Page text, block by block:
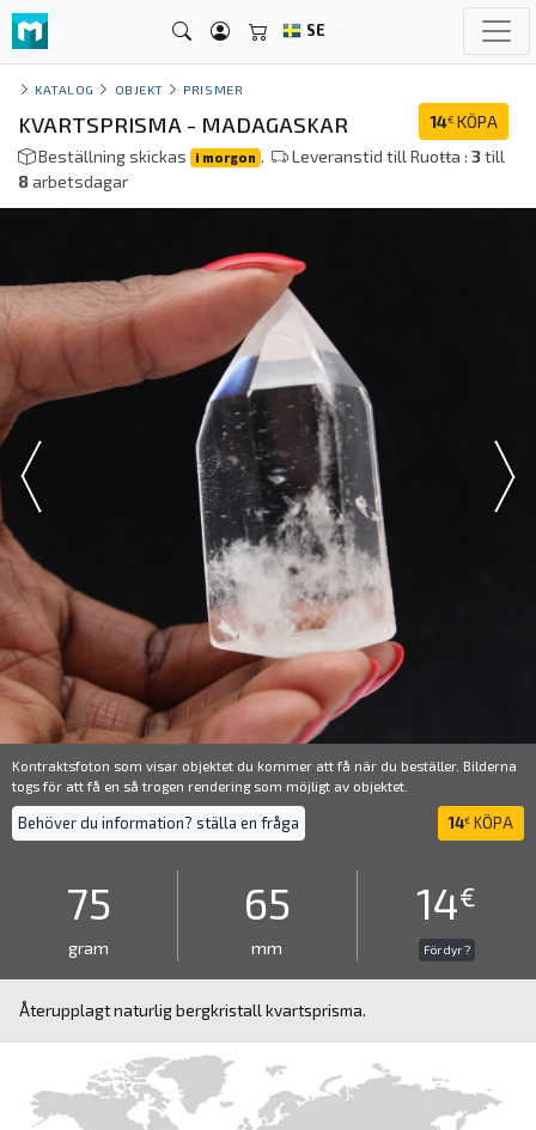
SE
KATALOG OBJEKT PRISMER
14€ KÖPA
KVARTSPRISMA - MADAGASKAR
Beställning skickas i morgon . Leveranstid till Ruoŧŧa :3till
8arbetsdagar
Kontraktsfoton som visar objektet du kommer att få när du beställer. Bilderna
togs för att få en så trogen rendering som möjligt av objektet.
Behöver du information? ställa en fråga 14€ KÖPA
75
gram
65
mm
14€
För dyr ?
Återupplagt naturlig bergkristall kvartsprisma.